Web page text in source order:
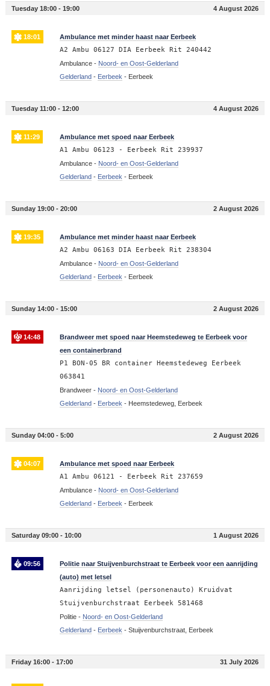
Tuesday 18:00 - 19:00 4 August 2026
18:01 Ambulance met minder haast naar Eerbeek
A2 Ambu 06127 DIA Eerbeek Rit 240442
Ambulance - Noord- en Oost-Gelderland
Gelderland- Eerbeek - Eerbeek
Tuesday 11:00 - 12:00 4 August 2026
11:29 Ambulance met spoed naar Eerbeek
A1 Ambu 06123 - Eerbeek Rit 239937
Ambulance - Noord- en Oost-Gelderland
Gelderland- Eerbeek - Eerbeek
Sunday 19:00 - 20:00 2 August 2026
19:35 Ambulance met minder haast naar Eerbeek
A2 Ambu 06163 DIA Eerbeek Rit 238304
Ambulance - Noord- en Oost-Gelderland
Gelderland- Eerbeek - Eerbeek
Sunday 14:00 - 15:00 2 August 2026
14:48
Brandweer met spoed naar Heemstedeweg te Eerbeek voor
een containerbrand
P1 BON-05 BR container Heemstedeweg Eerbeek
063841
Brandweer - Noord- en Oost-Gelderland
Gelderland- Eerbeek - Heemstedeweg, Eerbeek
Sunday 04:00 - 5:00 2 August 2026
04:07 Ambulance met spoed naar Eerbeek
A1 Ambu 06121 - Eerbeek Rit 237659
Ambulance - Noord- en Oost-Gelderland
Gelderland- Eerbeek - Eerbeek
Saturday 09:00 - 10:00 1 August 2026
09:56
Politie naar Stuijvenburchstraat te Eerbeek voor een aanrijding
(auto) met letsel
Aanrijding letsel (personenauto) Kruidvat
Stuijvenburchstraat Eerbeek 581468
Politie - Noord- en Oost-Gelderland
Gelderland- Eerbeek - Stuijvenburchstraat, Eerbeek
Friday 16:00 - 17:00 31 July 2026